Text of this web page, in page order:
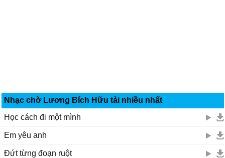
Nhạc chờ Lương Bích Hữu tải nhiều nhất
Học cách đi một mình
Em yêu anh
Đứt từng đoạn ruột